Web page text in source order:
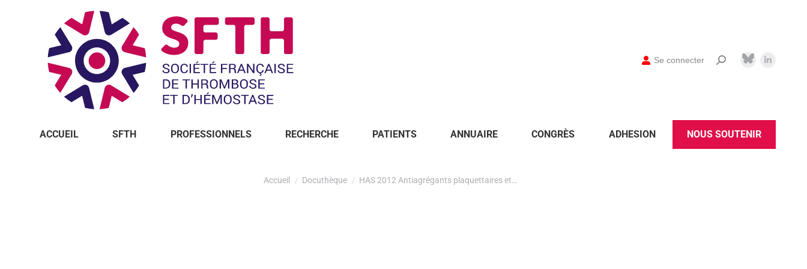
Se connecter
ACCUEIL SFTH PROFESSIONNELS RECHERCHE PATIENTS ANNUAIRE CONGRÈS ADHESION NOUS SOUTENIR
Accueil Docuthèque HAS 2012 Antiagrégants plaquettaires et…